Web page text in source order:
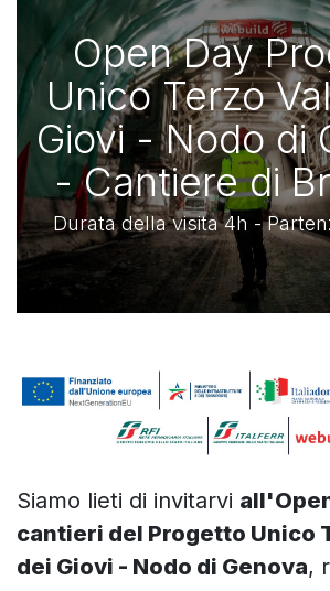
Open Day
Unico Terzo
Giovi - Nodo di
- Cantiere di
Durata della visita 4h -
Siamo lieti di invitarvi
cantieri del Progetto Unico
dei Giovi - Nodo di Genova,